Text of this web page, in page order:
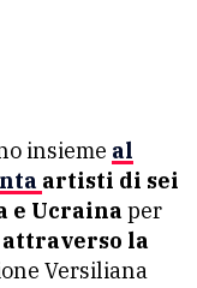
insieme al
artisti di sei
e Ucraina per
attraverso la
Versiliana